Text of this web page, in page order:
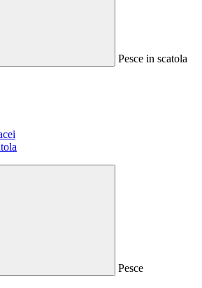
Pesce in scatola
Pesce